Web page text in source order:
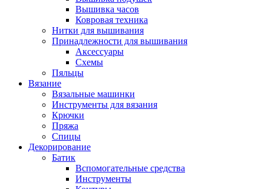
Вышивка часов
Ковровая техника
Нитки для вышивания
Принадлежности для вышивания
Аксессуары
Схемы
Пяльцы
Вязание
Вязальные машинки
Инструменты для вязания
Крючки
Пряжа
Спицы
Декорирование
Батик
Вспомогательные средства
Инструменты